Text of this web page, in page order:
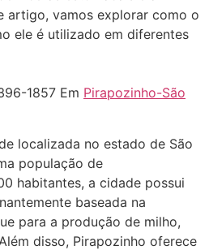
artigo, vamos explorar como o
ele é utilizado em diferentes
1857 Em Pirapozinho-São
localizada no estado de São
população de
habitantes, a cidade possui
baseada na
para a produção de milho,
disso, Pirapozinho oferece
(1999997****
mas psicologicamente p ter
2026 17:09:20
(1999997****
www.proaborto.com)
q seja